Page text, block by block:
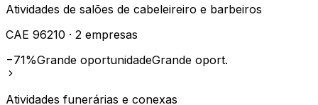
Atividades de salões de cabeleireiro e barbeiros
CAE 96210 · 2 empresas
−71%Grande oportunidadeGrande oport.
Atividades funerárias e conexas